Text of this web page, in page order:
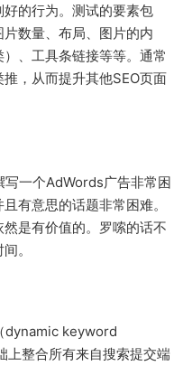
的行为。测试的要素包
数量、布局、图片的内
、工具条链接等等。通常
，从而提升其他SEO页面
一个AdWords广告非常困
有意思的话题非常困难。
是有价值的。罗嗦的话不
。
keyword
整合所有来自搜索提交端